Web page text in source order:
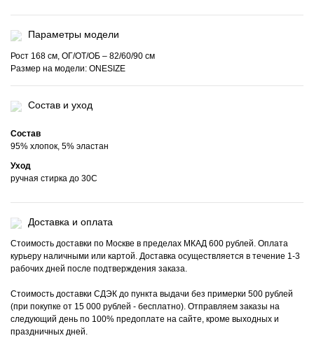
Параметры модели
Рост 168 см, ОГ/ОТ/ОБ – 82/60/90 см
Размер на модели: ONESIZE
Состав и уход
Состав
95% хлопок, 5% эластан
Уход
ручная стирка до 30С
Доставка и оплата
Стоимость доставки по Москве в пределах МКАД 600 рублей. Оплата
курьеру наличными или картой. Доставка осуществляется в течение 1-3
рабочих дней после подтверждения заказа.
Стоимость доставки СДЭК до пункта выдачи без примерки 500 рублей
(при покупке от 15 000 рублей - бесплатно). Отправляем заказы на
следующий день по 100% предоплате на сайте, кроме выходных и
праздничных дней.